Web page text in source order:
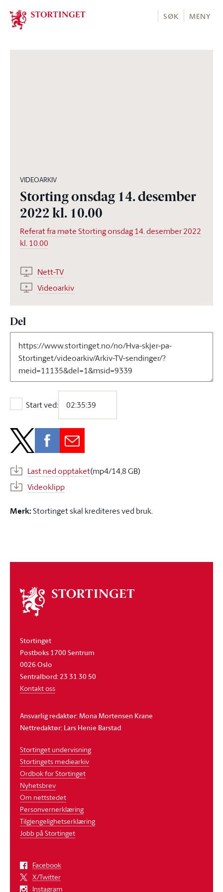
Stortinget.no
SØK MENY
VIDEOARKIV
Storting onsdag 14. desember
2022 kl. 10.00
Referat fra møte Storting onsdag 14. desember 2022
kl. 10.00
Nett-TV
Videoarkiv
Del
Start ved:
Start ved:
Last ned opptaket(mp4/14,8 GB)
Videoklipp
Merk:Stortinget skal krediteres ved bruk.
Om
stortinget
Stortinget
Postboks 1700 Sentrum
0026 Oslo
Sentralbord: 23 31 30 50
Kontakt oss
Ansvarlig redaktør: Mona Mortensen Krane
Nettredaktør: Lars Henie Barstad
Stortinget undervisning
Stortingets mediearkiv
Ordbok for Stortinget
Nyhetsbrev
Om nettstedet
Personvernerklæring
Tilgjengelighetserklæring
Jobb på Stortinget
Facebook
X/Twitter
Instagram